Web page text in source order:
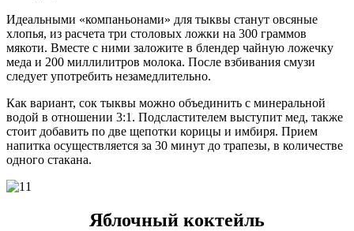
Идеальными «компаньонами» для тыквы станут овсяные
хлопья, из расчета три столовых ложки на 300 граммов
мякоти. Вместе с ними заложите в блендер чайную ложечку
меда и 200 миллилитров молока. После взбивания смузи
следует употребить незамедлительно.
Как вариант, сок тыквы можно объединить с минеральной
водой в отношении 3:1. Подсластителем выступит мед, также
стоит добавить по две щепотки корицы и имбиря. Прием
напитка осуществляется за 30 минут до трапезы, в количестве
одного стакана.
Яблочный коктейль